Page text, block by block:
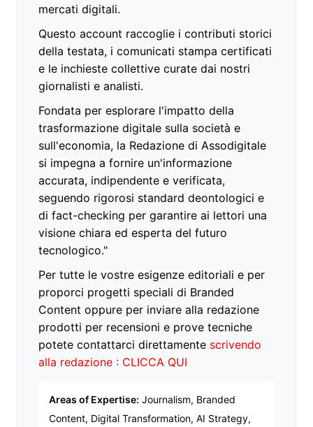
mercati digitali.
Questo account raccoglie i contributi storici
della testata, i comunicati stampa certificati
e le inchieste collettive curate dai nostri
giornalisti e analisti.
Fondata per esplorare l'impatto della
trasformazione digitale sulla società e
sull'economia, la Redazione di Assodigitale
si impegna a fornire un'informazione
accurata, indipendente e verificata,
seguendo rigorosi standard deontologici e
di fact-checking per garantire ai lettori una
visione chiara ed esperta del futuro
tecnologico."
Per tutte le vostre esigenze editoriali e per
proporci progetti speciali di Branded
Content oppure per inviare alla redazione
prodotti per recensioni e prove tecniche
potete contattarci direttamente scrivendo
alla redazione : CLICCA QUI
Areas of Expertise: Journalism, Branded
Content, Digital Transformation, AI Strategy,